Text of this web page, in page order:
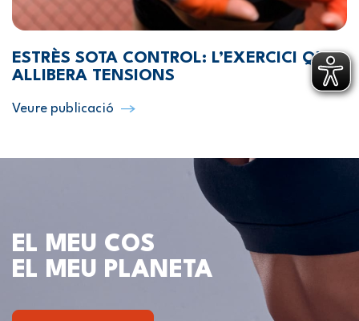
ESTRÈS SOTA CONTROL: L’EXERCICI QUE
ALLIBERA TENSIONS
Veure publicació
EL MEU COS
EL MEU PLANETA